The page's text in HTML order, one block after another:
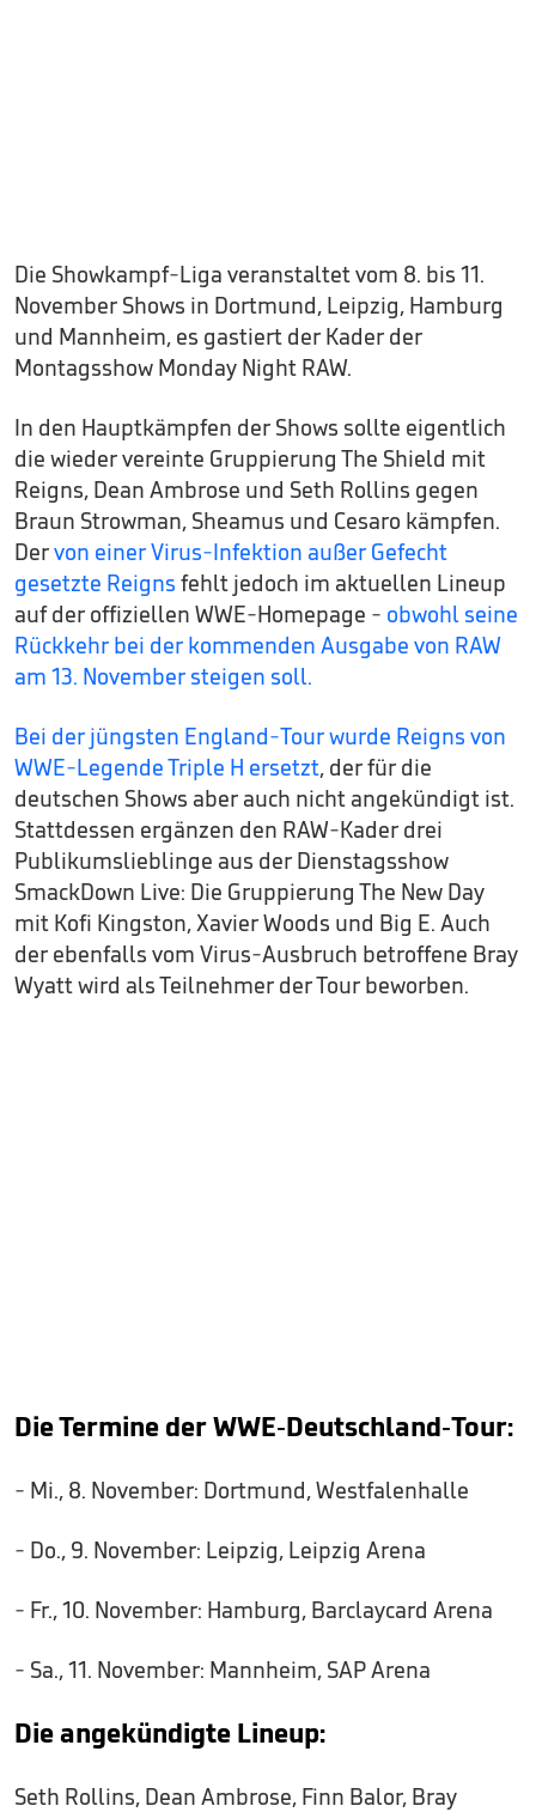
Die Showkampf-Liga veranstaltet vom 8. bis 11.
November Shows in Dortmund, Leipzig, Hamburg
und Mannheim, es gastiert der Kader der
Montagsshow Monday Night RAW.
In den Hauptkämpfen der Shows sollte eigentlich
die wieder vereinte Gruppierung The Shield mit
Reigns, Dean Ambrose und Seth Rollins gegen
Braun Strowman, Sheamus und Cesaro kämpfen.
Dervon einer Virus-Infektion außer Gefecht
gesetzte Reigns fehlt jedoch im aktuellen Lineup
auf der offiziellen WWE-Homepage - obwohl seine
Rückkehr bei der kommenden Ausgabe von RAW
am 13. November steigen soll.
Bei der jüngsten England-Tour wurde Reigns von
WWE-Legende Triple H ersetzt, der für die
deutschen Shows aber auch nicht angekündigt ist.
Stattdessen ergänzen den RAW-Kader drei
Publikumslieblinge aus der Dienstagsshow
SmackDown Live: Die Gruppierung The New Day
mit Kofi Kingston, Xavier Woods und Big E. Auch
der ebenfalls vom Virus-Ausbruch betroffene Bray
Wyatt wird als Teilnehmer der Tour beworben.
Die Termine der WWE-Deutschland-Tour:
- Mi., 8. November: Dortmund, Westfalenhalle
- Do., 9. November: Leipzig, Leipzig Arena
- Fr., 10. November: Hamburg, Barclaycard Arena
- Sa., 11. November: Mannheim, SAP Arena
Die angekündigte Lineup:
Seth Rollins, Dean Ambrose, Finn Balor, Bray